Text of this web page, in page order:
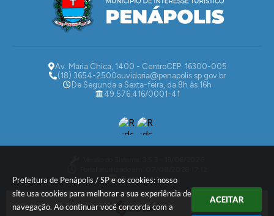
Prefeitura de Penápolis / SP e os cookies: nosso
site usa cookies para melhorar a sua experiência de
navegação. Ao continuar você concorda com a
ACEITAR
Av. Maria Chica, 1400 - CentroCEP: 16300-005
(18) 3654-2500ouvidoria@penapolis.sp.gov.br
De Segunda a Sexta-feira, da 8h às 16h
49.576.416/0001-41
Dados Abertos